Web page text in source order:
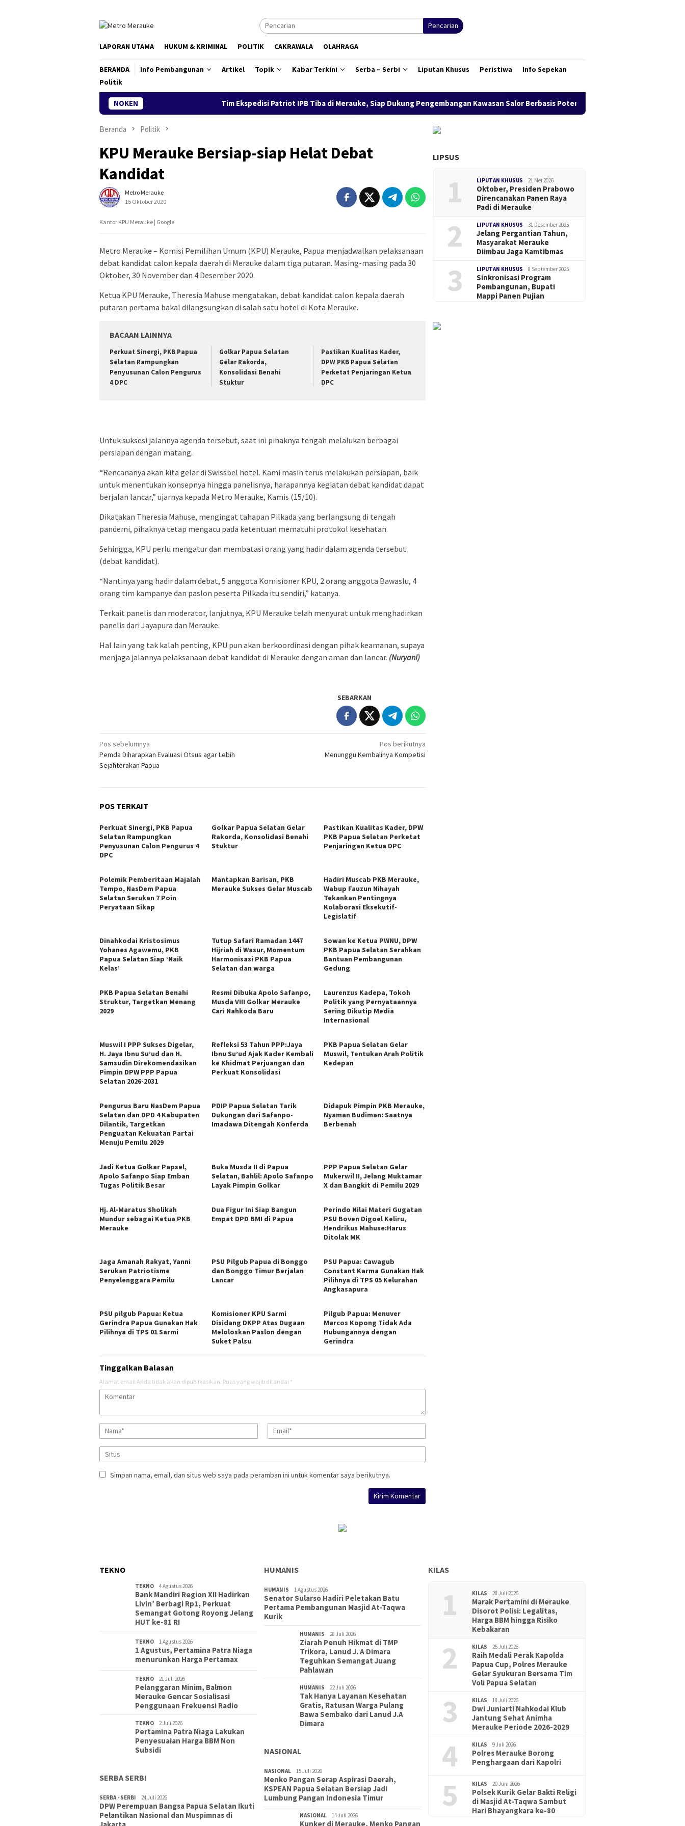
Pencarian
LAPORAN UTAMA HUKUM & KRIMINAL POLITIK CAKRAWALA OLAHRAGA
BERANDA Info Pembangunan Artikel Topik Kabar Terkini Serba – Serbi Liputan Khusus Peristiwa
Info Sepekan
Politik
NOKEN Tim Ekspedisi Patriot IPB Tiba di Merauke, Siap Dukung Pengembangan Kawasan Salor Berbasis Potensi Lokal
Beranda Politik
KPU Merauke Bersiap-siap Helat Debat
Kandidat
Metro Merauke
15 Oktober 2020
Kantor KPU Merauke | Google
Metro Merauke – Komisi Pemilihan Umum (KPU) Merauke, Papua menjadwalkan pelaksanaan
debat kandidat calon kepala daerah di Merauke dalam tiga putaran. Masing-masing pada 30
Oktober, 30 November dan 4 Desember 2020.
Ketua KPU Merauke, Theresia Mahuse mengatakan, debat kandidat calon kepala daerah
putaran pertama bakal dilangsungkan di salah satu hotel di Kota Merauke.
BACAAN LAINNYA
Perkuat Sinergi, PKB Papua
Selatan Rampungkan
Penyusunan Calon Pengurus
4 DPC
Golkar Papua Selatan
Gelar Rakorda,
Konsolidasi Benahi
Stuktur
Pastikan Kualitas Kader,
DPW PKB Papua Selatan
Perketat Penjaringan Ketua
DPC
Untuk suksesi jalannya agenda tersebut, saat ini pihaknya tengah melalukan berbagai
persiapan dengan matang.
“Rencananya akan kita gelar di Swissbel hotel. Kami masih terus melakukan persiapan, baik
untuk menentukan konsepnya hingga panelisnya, harapannya kegiatan debat kandidat dapat
berjalan lancar,” ujarnya kepada Metro Merauke, Kamis (15/10).
Dikatakan Theresia Mahuse, mengingat tahapan Pilkada yang berlangsung di tengah
pandemi, pihaknya tetap mengacu pada ketentuan mematuhi protokol kesehatan.
Sehingga, KPU perlu mengatur dan membatasi orang yang hadir dalam agenda tersebut
(debat kandidat).
“Nantinya yang hadir dalam debat, 5 anggota Komisioner KPU, 2 orang anggota Bawaslu, 4
orang tim kampanye dan paslon peserta Pilkada itu sendiri,” katanya.
Terkait panelis dan moderator, lanjutnya, KPU Merauke telah menyurat untuk menghadirkan
panelis dari Jayapura dan Merauke.
Hal lain yang tak kalah penting, KPU pun akan berkoordinasi dengan pihak keamanan, supaya
menjaga jalannya pelaksanaan debat kandidat di Merauke dengan aman dan lancar. (Nuryani)
SEBARKAN
Navigasi
pos
Pos sebelumnya
Pemda Diharapkan Evaluasi Otsus agar Lebih
Sejahterakan Papua
Pos berikutnya
Menunggu Kembalinya Kompetisi
POS TERKAIT
Perkuat Sinergi, PKB Papua
Selatan Rampungkan
Penyusunan Calon Pengurus 4
DPC
Golkar Papua Selatan Gelar
Rakorda, Konsolidasi Benahi
Stuktur
Pastikan Kualitas Kader, DPW
PKB Papua Selatan Perketat
Penjaringan Ketua DPC
Polemik Pemberitaan Majalah
Tempo, NasDem Papua
Selatan Serukan 7 Poin
Peryataan Sikap
Mantapkan Barisan, PKB
Merauke Sukses Gelar Muscab
Hadiri Muscab PKB Merauke,
Wabup Fauzun Nihayah
Tekankan Pentingnya
Kolaborasi Eksekutif-
Legislatif
Dinahkodai Kristosimus
Yohanes Agawemu, PKB
Papua Selatan Siap ‘Naik
Kelas’
Tutup Safari Ramadan 1447
Hijriah di Wasur, Momentum
Harmonisasi PKB Papua
Selatan dan warga
Sowan ke Ketua PWNU, DPW
PKB Papua Selatan Serahkan
Bantuan Pembangunan
Gedung
PKB Papua Selatan Benahi
Struktur, Targetkan Menang
2029
Resmi Dibuka Apolo Safanpo,
Musda VIII Golkar Merauke
Cari Nahkoda Baru
Laurenzus Kadepa, Tokoh
Politik yang Pernyataannya
Sering Dikutip Media
Internasional
Muswil I PPP Sukses Digelar,
H. Jaya Ibnu Su’ud dan H.
Samsudin Direkomendasikan
Pimpin DPW PPP Papua
Selatan 2026-2031
Refleksi 53 Tahun PPP:Jaya
Ibnu Su’ud Ajak Kader Kembali
ke Khidmat Perjuangan dan
Perkuat Konsolidasi
PKB Papua Selatan Gelar
Muswil, Tentukan Arah Politik
Kedepan
Pengurus Baru NasDem Papua
Selatan dan DPD 4 Kabupaten
Dilantik, Targetkan
Penguatan Kekuatan Partai
Menuju Pemilu 2029
PDIP Papua Selatan Tarik
Dukungan dari Safanpo-
Imadawa Ditengah Konferda
Didapuk Pimpin PKB Merauke,
Nyaman Budiman: Saatnya
Berbenah
Jadi Ketua Golkar Papsel,
Apolo Safanpo Siap Emban
Tugas Politik Besar
Buka Musda II di Papua
Selatan, Bahlil: Apolo Safanpo
Layak Pimpin Golkar
PPP Papua Selatan Gelar
Mukerwil II, Jelang Muktamar
X dan Bangkit di Pemilu 2029
Hj. Al-Maratus Sholikah
Mundur sebagai Ketua PKB
Merauke
Dua Figur Ini Siap Bangun
Empat DPD BMI di Papua
Perindo Nilai Materi Gugatan
PSU Boven Digoel Keliru,
Hendrikus Mahuse:Harus
Ditolak MK
Jaga Amanah Rakyat, Yanni
Serukan Patriotisme
Penyelenggara Pemilu
PSU Pilgub Papua di Bonggo
dan Bonggo Timur Berjalan
Lancar
PSU Papua: Cawagub
Constant Karma Gunakan Hak
Pilihnya di TPS 05 Kelurahan
Angkasapura
PSU pilgub Papua: Ketua
Gerindra Papua Gunakan Hak
Pilihnya di TPS 01 Sarmi
Komisioner KPU Sarmi
Disidang DKPP Atas Dugaan
Meloloskan Paslon dengan
Suket Palsu
Pilgub Papua: Menuver
Marcos Kopong Tidak Ada
Hubungannya dengan
Gerindra
Tinggalkan Balasan
Alamat email Anda tidak akan dipublikasikan. Ruas yang wajib ditandai *
Simpan nama, email, dan situs web saya pada peramban ini untuk komentar saya berikutnya.
LIPSUS
1 LIPUTAN KHUSUS 21 Mei 2026
Oktober, Presiden Prabowo
Direncanakan Panen Raya
Padi di Merauke
2 LIPUTAN KHUSUS 31 Desember 2025
Jelang Pergantian Tahun,
Masyarakat Merauke
Diimbau Jaga Kamtibmas
3 LIPUTAN KHUSUS 8 September 2025
Sinkronisasi Program
Pembangunan, Bupati
Mappi Panen Pujian
TEKNO
TEKNO 4 Agustus 2026
Bank Mandiri Region XII Hadirkan
Livin’ Berbagi Rp1, Perkuat
Semangat Gotong Royong Jelang
HUT ke-81 RI
TEKNO 1 Agustus 2026
1 Agustus, Pertamina Patra Niaga
menurunkan Harga Pertamax
TEKNO 21 Juli 2026
Pelanggaran Minim, Balmon
Merauke Gencar Sosialisasi
Penggunaan Frekuensi Radio
TEKNO 2 Juli 2026
Pertamina Patra Niaga Lakukan
Penyesuaian Harga BBM Non
Subsidi
SERBA SERBI
SERBA - SERBI 24 Juli 2026
DPW Perempuan Bangsa Papua Selatan Ikuti
Pelantikan Nasional dan Muspimnas di
TOPIK 30 Juli 2026
Wujudkan Sekolah Adiwiyata:SD
Inpres Polder Merauke Gandeng TNI-
HUMANIS
HUMANIS 1 Agustus 2026
Senator Sularso Hadiri Peletakan Batu
Pertama Pembangunan Masjid At-Taqwa
Kurik
HUMANIS 28 Juli 2026
Ziarah Penuh Hikmat di TMP
Trikora, Lanud J. A Dimara
Teguhkan Semangat Juang
Pahlawan
HUMANIS 22 Juli 2026
Tak Hanya Layanan Kesehatan
Gratis, Ratusan Warga Pulang
Bawa Sembako dari Lanud J.A
Dimara
NASIONAL
NASIONAL 15 Juli 2026
Menko Pangan Serap Aspirasi Daerah,
KSPEAN Papua Selatan Bersiap Jadi
Lumbung Pangan Indonesia Timur
NASIONAL 14 Juli 2026
Kunker di Merauke, Menko Pangan
KILAS
1 KILAS 28 Juli 2026
Marak Pertamini di Merauke
Disorot Polisi: Legalitas,
Harga BBM hingga Risiko
Kebakaran
2 KILAS 25 Juli 2026
Raih Medali Perak Kapolda
Papua Cup, Polres Merauke
Gelar Syukuran Bersama Tim
Voli Papua Selatan
3 KILAS 18 Juli 2026
Dwi Juniarti Nahkodai Klub
Jantung Sehat Animha
Merauke Periode 2026-2029
4 KILAS 9 Juli 2026
Polres Merauke Borong
Penghargaan dari Kapolri
5 KILAS 20 Juni 2026
Polsek Kurik Gelar Bakti Religi
di Masjid At-Taqwa Sambut
Hari Bhayangkara ke-80
PENDIDIKAN 18 Juni 2026
Lepas Puluhan Peserta Didik, TK Yapis
2 Merauke Siapkan Generasi